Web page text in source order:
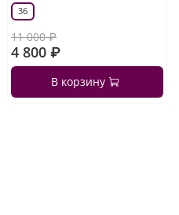
36
11 000 ₽
4 800 ₽
В корзину